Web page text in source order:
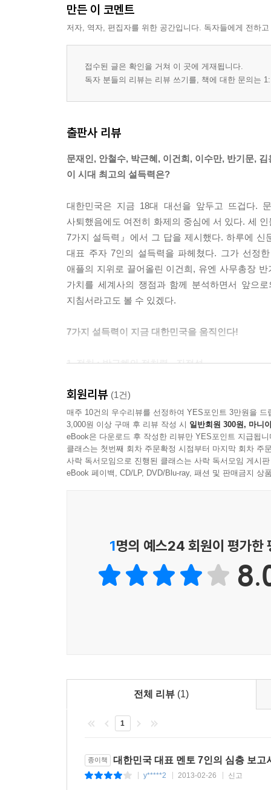
3. 일본의 이민자
4. ‘세계은행 총재’김용
만든 이 코멘트
저자, 역자, 편집자를 위한 공간입니다. 독자들에게 전하
접수된 글은 확인을 거쳐 이 곳에 게재됩니다.
독자 분들의 리뷰는 리뷰 쓰기를, 책에 대한 문의는
출판사 리뷰
문재인, 안철수, 박근혜, 이건희, 이수만, 반기문, 김
이 시대 최고의 설득력은?
대한민국은 지금 18대 대선을 앞두고 뜨겁다.
사퇴했음에도 여전히 화제의 중심에 서 있다. 세
7가지 설득력』에서 그 답을 제시했다. 하루에 신
대표 주자 7인의 설득력을 파헤쳤다. 그가 선정
애플의 지위로 끌어올린 이건희, 유엔 사무총장
가치를 세계사의 쟁점과 함께 분석하면서 앞으
지침서라고도 볼 수 있겠다.
7가지 설득력이 지금 대한민국을 움직인다!
1. 정치 : 박근혜의 정치력 - 진정성
한나라당은 완패가 예상됐던 4?15 총선에서
오명까지 뒤집어쓴 후였다. 민심을 바꾼 건 박
국민들에게 사죄해 민심을 돌렸다. 세계 최초의
대한민국 최초의 여성 국회의원 임영신은 미국
정치력으로 국민들의 마음을 열었다. 대한민국 최
이건희 회장이 있다. 1995년 이건희 회장은 국
정치는 4류)를 들고 나와 삼성전자라는 기업에
통제와 보호 속에서 성장한다는 논리가 지배적이
유신 헌법 반대 학생운동, 노동자의 권익을 대변
후보 수락 연설에서 남북 관계의 개선과 남북통
역할을 기대해 본다.
SM 엔터테인먼트의 소속 가수인 소녀시대, 동
회원리뷰 (1건)
매주 10건의 우수리뷰를 선정하여 YES포인트 3만원을 드
3,000원 이상 구매 후 리뷰 작성 시 일반회원 300원, 마니
eBook은 다운로드 후 작성한 리뷰만 YES포인트 지급됩니
클래스는 첫번째 회차 주문확정 시점부터 마지막 회차 주
사락 독서모임으로 진행된 클래스는 사락 독서모임 게시
eBook 페이백, CD/LP, DVD/Blu-ray, 패션 및 판매금지 상
1명의 예스24 회원이 평가한
전체 리뷰 (1)
1
종이책 대한민국 대표 멘토 7인의 심층 보고
y*****2 2013-02-26 신고